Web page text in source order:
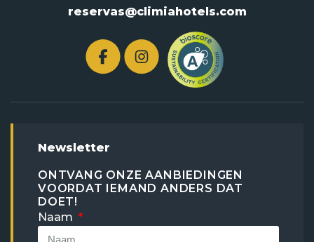
reservas@climiahotels.com
Newsletter
ONTVANG ONZE AANBIEDINGEN
VOORDAT IEMAND ANDERS DAT
DOET!
Naam